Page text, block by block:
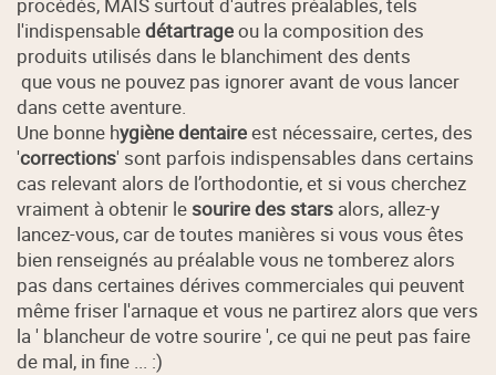
l'indispensabledétartrageou la composition des
produits utilisés dans le blanchiment des dents
que vous ne pouvez pas ignorer avant de vous lancer
dans cette aventure.
Une bonne hygiène dentaireest nécessaire, certes, des
'corrections' sont parfois indispensables dans certains
cas relevant alors de l’orthodontie, et si vous cherchez
vraiment à obtenir le sourire des stars alors, allez-y
lancez-vous, car de toutes manières si vous vous êtes
bien renseignés au préalable vous ne tomberez alors
pas dans certaines dérives commerciales qui peuvent
même friser l'arnaque et vous ne partirez alors que vers
la ' blancheur de votre sourire ', ce qui ne peut pas faire
de mal, in fine ... :)